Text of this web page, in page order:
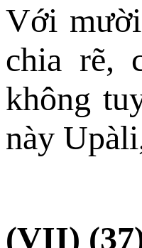
Với mười
chia rẽ,
không
này
(VII)